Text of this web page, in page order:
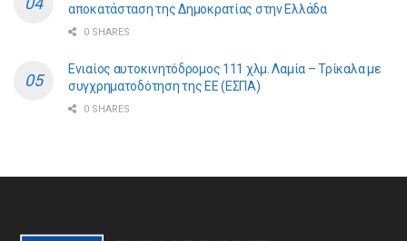
αποκατάσταση της Δημοκρατίας στην Ελλάδα
0 SHARES
Ενιαίος αυτοκινητόδρομος 111 χλμ. Λαμία – Τρίκαλα με
συγχρηματοδότηση της ΕE (ΕΣΠΑ)
0 SHARES